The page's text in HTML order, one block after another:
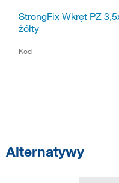
StrongFix Wkręt PZ
żółty
Kod
Alternatywy